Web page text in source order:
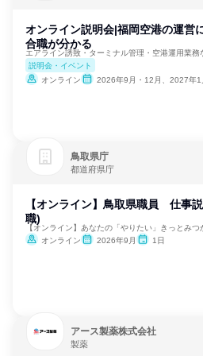
オンライン説明会|福岡空港の運営
合職が分かる
説明会・イベント
オンライン
2026年9月・12月、2027年1
鳥取県庁
都道府県庁
【オンライン】鳥取県職員 仕事
職)
【オンライン】あなたの「やりたい」きっとみつ
オンライン
2026年9月 1日
アース製薬株式会社
製薬